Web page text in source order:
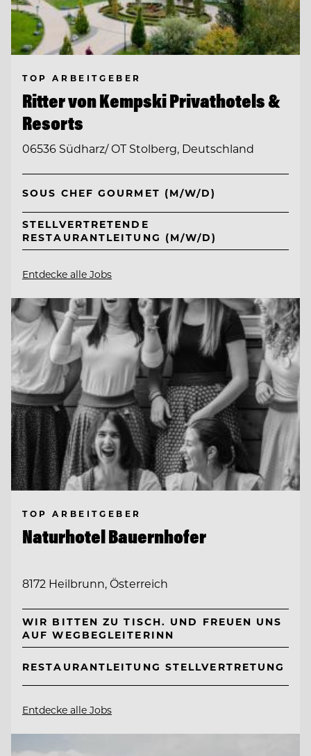
TOP ARBEITGEBER
Ritter von Kempski Privathotels &
Resorts
06536 Südharz/ OT Stolberg, Deutschland
SOUS CHEF GOURMET (M/W/D)
STELLVERTRETENDE
RESTAURANTLEITUNG (M/W/D)
Entdecke alle Jobs
TOP ARBEITGEBER
Naturhotel Bauernhofer
8172 Heilbrunn, Österreich
WIR BITTEN ZU TISCH. UND FREUEN UNS
AUF WEGBEGLEITERINN
RESTAURANTLEITUNG STELLVERTRETUNG
Entdecke alle Jobs